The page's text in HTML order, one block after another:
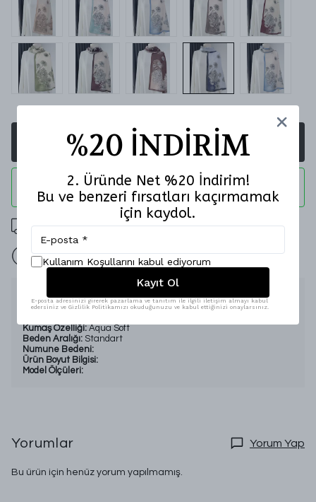
SEPETE EKLE
WHATSAPP
2000 TL Üzeri Ücretsiz Kargo
İade Garantisi
Ürün Açıklaması
Kumaş Özelliği: Aqua Soft
Beden Aralığı: Standart
Numune Bedeni:
Ürün Boyut Bilgisi:
Model Ölçüleri:
Yorumlar Yorum Yap
Bu ürün için henüz yorum yapılmamış.
%20 İNDİRİM
2. Üründe Net %20 İndirim!
Bu ve benzeri fırsatları kaçırmamak
için kaydol.
Kullanım Koşullarını kabul ediyorum
Kayıt Ol
E-posta adresinizi girerek pazarlama ve tanıtım ile ilgili iletişim almayı kabul
edersiniz ve Gizlilik Politikamızı okuduğunuzu ve kabul ettiğinizi onaylarsınız.